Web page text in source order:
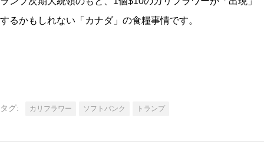
するかもしれない「カナダ」の食糧事情です。
タグ: カリフラワー ソフトバンク トランプ